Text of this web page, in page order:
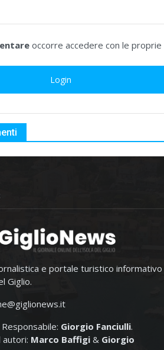
occorre accedere con le
Login
e portale turistico informativo
Giglio.
Giorgio Fanciulli.
Marco Baffigi & Giorgio